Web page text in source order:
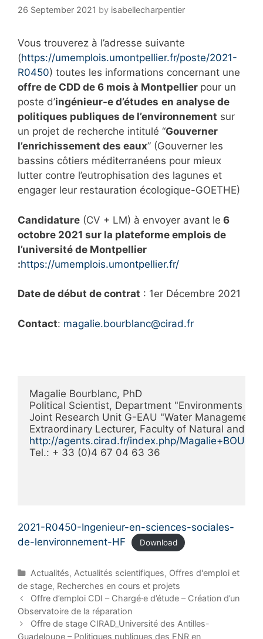
26 September 2021 by isabellecharpentier
Vous trouverez à l’adresse suivante
(https://umemplois.umontpellier.fr/poste/2021-
R0450) toutes les informations concernant une
offre de CDD de 6 mois à Montpellier pour un
poste d’ingénieur-e d’études en analyse de
politiques publiques de l’environnement sur
un projet de recherche intitulé “Gouverner
l’enrichissement des eaux” (Gouverner les
bassins côtiers méditerranéens pour mieux
lutter contre l’eutrophisation des lagunes et
engager leur restauration écologique-GOETHE)
Candidature (CV + LM) à envoyer avant le 6
octobre 2021 sur la plateforme emplois de
l’université de Montpellier
:https://umemplois.umontpellier.fr/
Date de début de contrat : 1er Décembre 2021
Contact: magalie.bourblanc@cirad.fr
Magalie Bourblanc, PhD
Political Scientist, Department "Environments
Joint Research Unit G-EAU "Water
http://agents.cirad.fr/index.php/
Tel.: + 33 (0)4 67 04 63 36
2021-R0450-Ingenieur-en-sciences-sociales-
de-lenvironnement-HF
Download
C
a
t
e
g
o
Actualités, Actualités scientifiques, Offres d'emploi et
de stage, Recherches en cours et projets
P
o
s
t
Offre d’emploi CDI – Chargé·e d’étude – Création d’un
Observatoire de la réparation
Offre de stage CIRAD_Université des Antilles-
Guadeloupe – Politiques publiques des ENR en